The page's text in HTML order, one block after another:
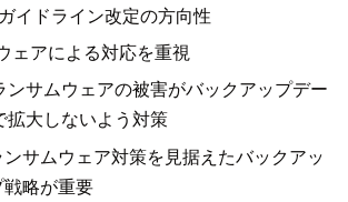
イドライン改定の方向性
ェアによる対応を重視
ンサムウェアの被害がバックアップデー
拡大しないよう対策
ンサムウェア対策を見据えたバックアッ
戦略が重要